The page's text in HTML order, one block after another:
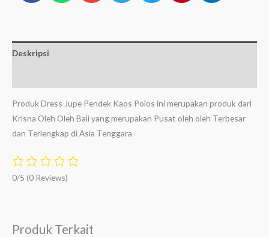
Deskripsi
Produk Dress Jupe Pendek Kaos Polos ini merupakan produk dari
Krisna Oleh Oleh Bali yang merupakan Pusat oleh oleh Terbesar
dan Terlengkap di Asia Tenggara
0/5 (0 Reviews)
Produk Terkait